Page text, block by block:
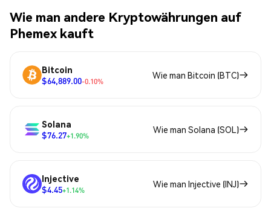
Wie man andere Kryptowährungen auf
Phemex kauft
Bitcoin
$64,889.00-0.10%
Wie man Bitcoin (BTC)
Solana
$76.27+1.90%
Wie man Solana (SOL)
Injective
$4.45+1.14%
Wie man Injective (INJ)